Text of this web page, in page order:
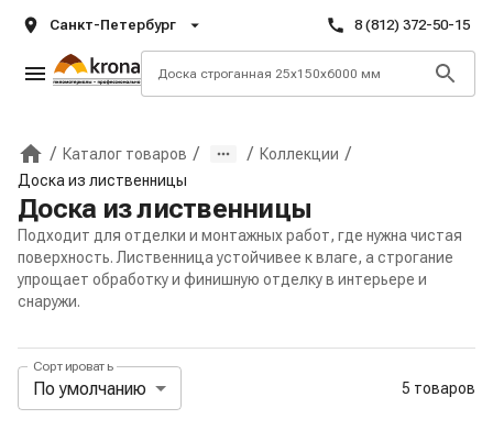
Санкт-Петербург 8 (812) 372-50-15
Главная
/ Каталог товаров / / Коллекции /
Доска из лиственницы
Доска из лиственницы
Подходит для отделки и монтажных работ, где нужна чистая
поверхность. Лиственница устойчивее к влаге, а строгание
упрощает обработку и финишную отделку в интерьере и
снаружи.
Панель сортировки и
Сортировать
По умолчанию 5 товаров